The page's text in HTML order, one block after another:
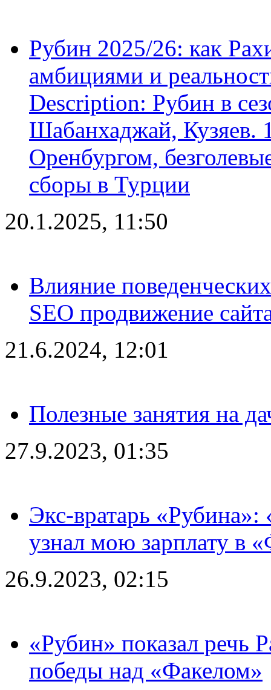
Рубин 2025/26: как
амбициями и
Description: Рубин в
Шабанхаджай, Кузяев.
Оренбургом,
сборы в Турции
20.1.2025, 11:50
Влияние
SEO продвижение
21.6.2024, 12:01
Полезные занятия на
27.9.2023, 01:35
Экс-вратарь «Рубина»:
узнал мою зарплату в
26.9.2023, 02:15
«Рубин» показал речь
победы над «Факелом»